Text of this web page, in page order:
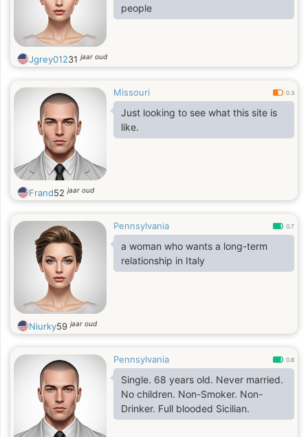
people
Jgrey01231jaar oud
Missouri 0.3
Just looking to see what this site is
like.
Frand52jaar oud
Pennsylvania 0.7
a woman who wants a long-term
relationship in Italy
Niurky59jaar oud
Pennsylvania 0.8
Single. 68 years old. Never married.
No children. Non-Smoker. Non-
Drinker. Full blooded Sicilian.